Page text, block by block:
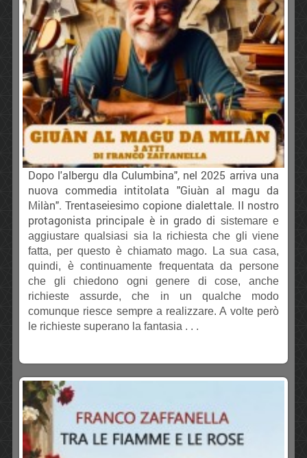
Dopo l'albergu dla Culumbina", nel 2025 arriva una
nuova commedia intitolata "Giuàn al magu da
Milàn". Trentaseiesimo copione dialettale. Il nostro
protagonista principale è in grado di sistemare e
aggiustare qualsiasi sia la richiesta che gli viene
fatta, per questo è chiamato mago. La sua casa,
quindi, è continuamente frequentata da persone
che gli chiedono ogni genere di cose, anche
richieste assurde, che in un qualche modo
comunque riesce sempre a realizzare. A volte però
le richieste superano la fantasia . . .